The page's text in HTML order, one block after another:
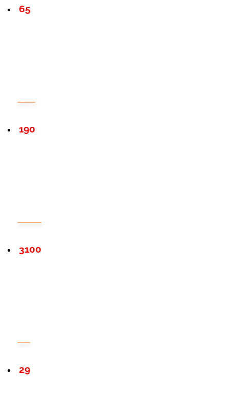
65
190
3100
29